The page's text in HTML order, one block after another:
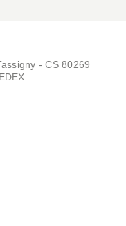
- CS 80269